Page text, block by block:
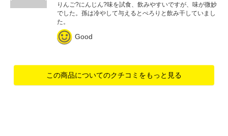
りんご?にんじん?味を試食、飲みやすいですが、味が微妙
でした。孫は冷やして与えるとぺろりと飲み干していまし
た。
Good
この商品についてのクチコミをもっと見る